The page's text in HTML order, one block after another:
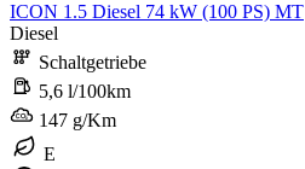
ICON 1.5 Diesel 74 kW (100 PS) MT
Diesel
Schaltgetriebe
5,6 l/100km
147 g/Km
E